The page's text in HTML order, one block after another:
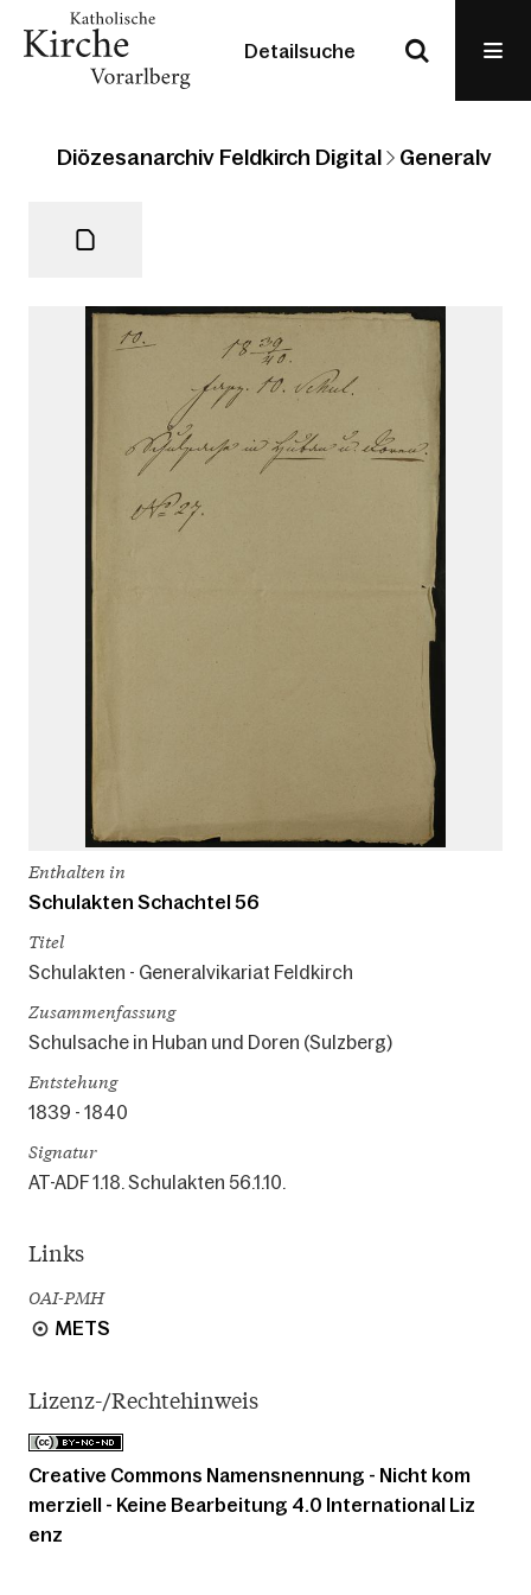
Detailsuche
Diözesanarchiv Feldkirch Digital
Enthalten in
Schulakten Schachtel 56
Titel
Schulakten - Generalvikariat Feldkirch
Zusammenfassung
Schulsache in Huban und Doren (Sulzberg)
Entstehung
1839 - 1840
Signatur
AT-ADF 1.18. Schulakten 56.1.10.
Links
OAI-PMH
METS
Lizenz-/Rechtehinweis
Creative Commons Namensnennung - Nicht kom
merziell - Keine Bearbeitung 4.0 International Liz
enz